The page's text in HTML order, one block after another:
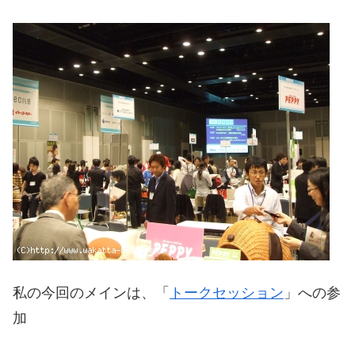
私の今回のメインは、「 トークセッション 」への参
加